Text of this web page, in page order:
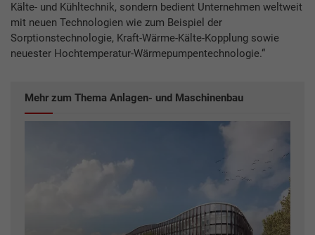
Kälte- und Kühltechnik, sondern bedient Unternehmen weltweit
mit neuen Technologien wie zum Beispiel der
Sorptionstechnologie, Kraft-Wärme-Kälte-Kopplung sowie
neuester Hochtemperatur-Wärmepumpentechnologie.“
Mehr zum Thema Anlagen- und Maschinenbau